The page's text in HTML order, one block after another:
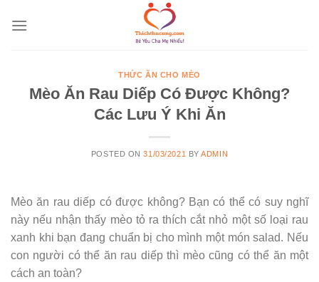
THỨC ĂN CHO MÈO
Mèo Ăn Rau Diếp Có Được Không?
Các Lưu Ý Khi Ăn
POSTED ON31/03/2021 BYADMIN
Mèo ăn rau diếp có được không? Bạn có thể có suy nghĩ
này nếu nhận thấy mèo tỏ ra thích cắt nhỏ một số loại rau
xanh khi bạn đang chuẩn bị cho mình một món salad. Nếu
con người có thể ăn rau diếp thì mèo cũng có thể ăn một
cách an toàn?